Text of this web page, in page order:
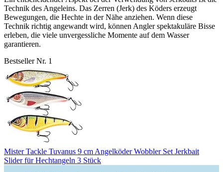
Technik des Angeleins. Das Zerren (Jerk) des Köders erzeugt
Bewegungen, die Hechte in der Nähe anziehen. Wenn diese
Technik richtig angewandt wird, können Angler spektakuläre Bisse
erleben, die viele unvergessliche Momente auf dem Wasser
garantieren.
Bestseller Nr. 1
Mister Tackle Tuvanus 9 cm Angelköder Wobbler Set Jerkbait
Slider für Hechtangeln 3 Stück